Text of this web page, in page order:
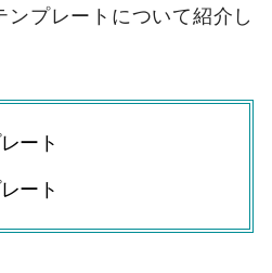
プレートについて紹介し
ート
ート